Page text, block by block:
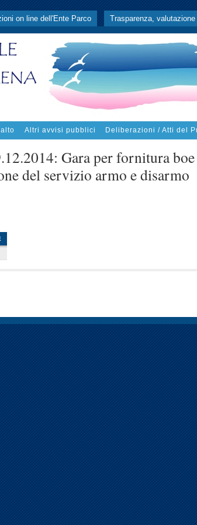
on line dell'Ente Parco Trasparenza,
Altri avvisi pubblici Deliberazioni / Atti del
Gara per fornitura
del servizio armo e disarmo